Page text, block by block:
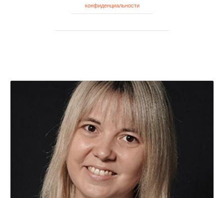
конфиденциальности